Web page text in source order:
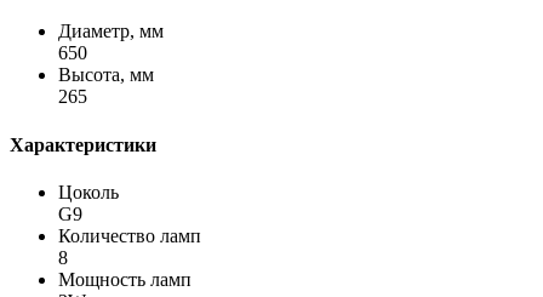
Диаметр, мм
650
Высота, мм
265
Характеристики
Цоколь
G9
Количество ламп
8
Мощность ламп